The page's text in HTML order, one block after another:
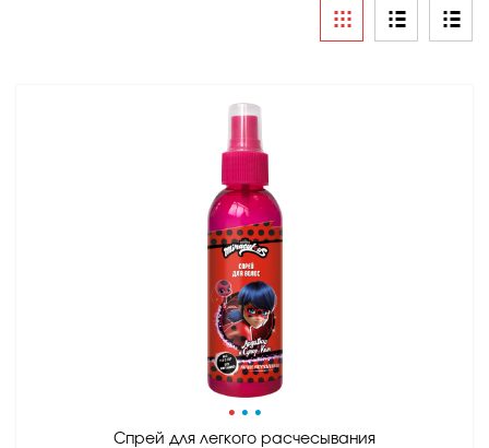
• • •
Спрей для легкого расчесывания